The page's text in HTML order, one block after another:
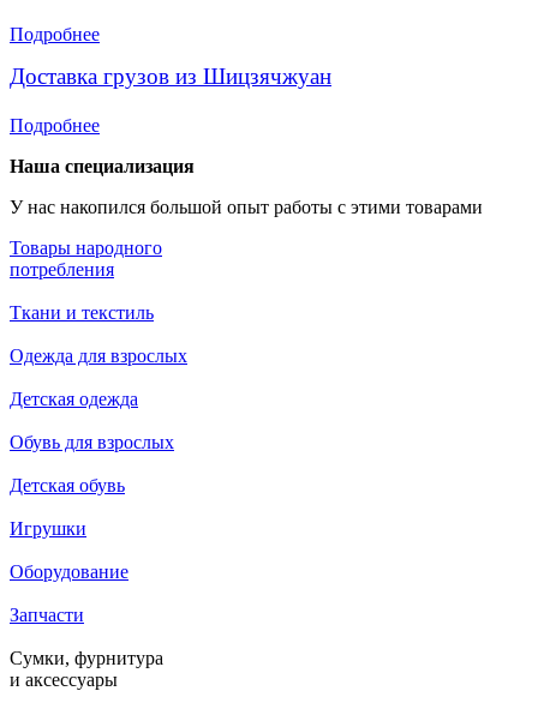
Подробнее
Доставка грузов из Шицзячжуан
Подробнее
Наша специализация
У нас накопился большой опыт работы с этими товарами
Товары народного
потребления
Ткани и текстиль
Одежда для взрослых
Детская одежда
Обувь для взрослых
Детская обувь
Игрушки
Оборудование
Запчасти
Сумки, фурнитура
и аксессуары